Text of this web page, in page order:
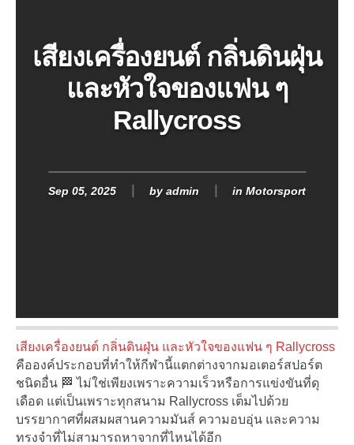
เสียงเครื่องยนต์ กลิ่นดินฝุ่น
และหัวใจของแฟน ๆ
Rallycross
Sep 05, 2025 by admin in Motorsport
เสียงเครื่องยนต์ กลิ่นดินฝุ่น และหัวใจของแฟน ๆ Rallycross
คือองค์ประกอบที่ทำให้กีฬานี้แตกต่างจากมอเตอร์สปอร์ต
ชนิดอื่น 🏁 ไม่ใช่เพียงเพราะความเร็วหรือการแข่งขันที่ดุ
เดือด แต่เป็นเพราะทุกสนาม Rallycross เต็มไปด้วย
บรรยากาศที่ผสมผสานความมันส์ ความอบอุ่น และความ
ทรงจำที่ไม่สามารถหาจากที่ไหนได้อีก